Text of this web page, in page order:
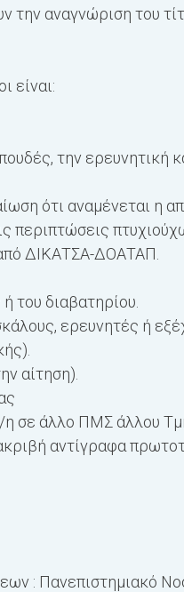
την αναγνώριση του
είναι:
την ερευνητική
ότι αναμένεται η
ΔΙΚΑΤΣΑ-ΔΟΑΤΑΠ.
του διαβατηρίου.
ερευνητές ή
αίτηση).
η σε άλλο ΠΜΣ άλλου
αντίγραφα
: Πανεπιστημιακό